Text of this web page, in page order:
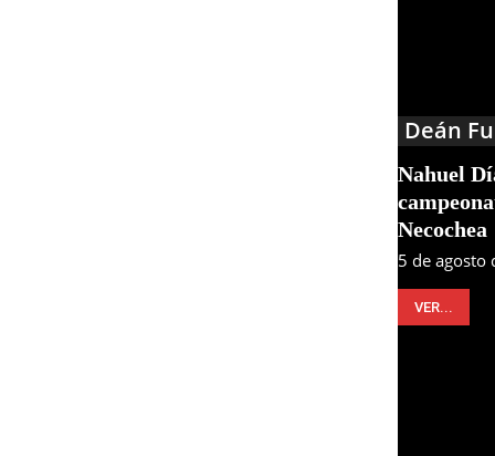
Deán
Nahuel
Necochea
5 de agosto
VER...